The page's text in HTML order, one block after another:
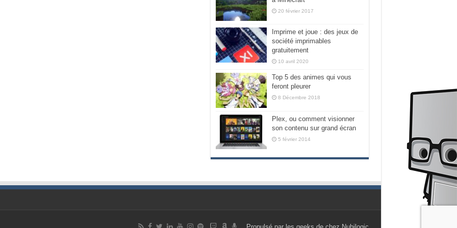
20 février 2017
Imprime et joue : des jeux de
société imprimables
gratuitement
10 avril 2020
Top 5 des animes qui vous
feront pleurer
8 Décembre 2018
Plex, ou comment visionner
son contenu sur grand écran
5 février 2014